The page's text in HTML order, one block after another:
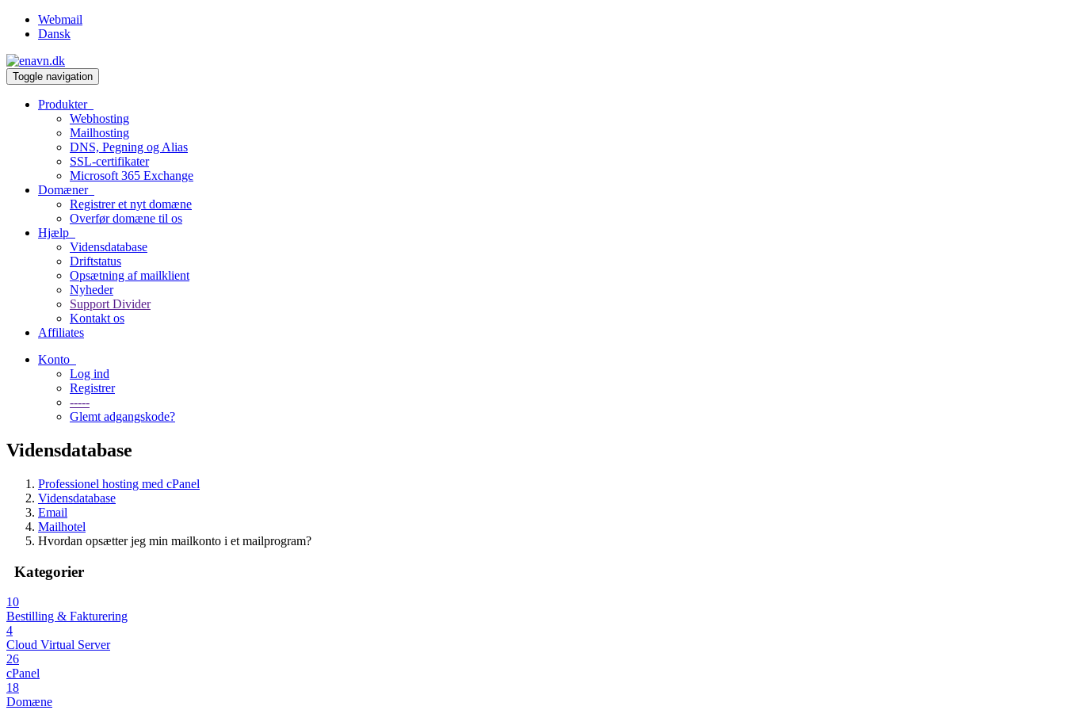
Webmail
Dansk
Toggle navigation
Produkter
Webhosting
Mailhosting
DNS, Pegning og Alias
SSL-certifikater
Microsoft 365 Exchange
Domæner
Registrer et nyt domæne
Overfør domæne til os
Hjælp
Vidensdatabase
Driftstatus
Opsætning af mailklient
Nyheder
Support Divider
Kontakt os
Affiliates
Konto
Log ind
Registrer
-----
Glemt adgangskode?
Vidensdatabase
Professionel hosting med cPanel
Vidensdatabase
Email
Mailhotel
Hvordan opsætter jeg min mailkonto i et mailprogram?
Kategorier
10
Bestilling & Fakturering
4
Cloud Virtual Server
26
cPanel
18
Domæne